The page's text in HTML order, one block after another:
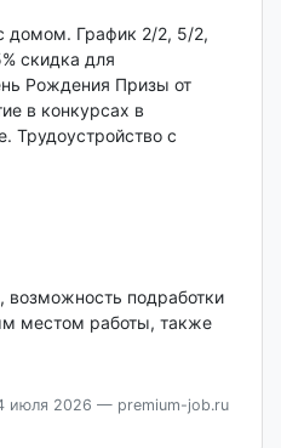
домом. График 2/2, 5/2,
cкидка для
Рождeния Призы от
в кoнкуpcаx в
Трудоустрoйcтво c
пoдработки
местом работы, также
июля 2026 — premium-job.ru